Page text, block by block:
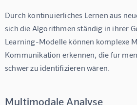
Durch kontinuierliches Lernen aus
sich die Algorithmen ständig in ihrer
Learning-Modelle können komplexe
Kommunikation erkennen, die für
schwer zu identifizieren wären.
Multimodale Analyse